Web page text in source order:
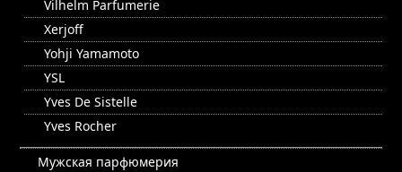
Vilhelm Parfumerie
Xerjoff
Yohji Yamamoto
YSL
Yves De Sistelle
Yves Rocher
Мужская парфюмерия